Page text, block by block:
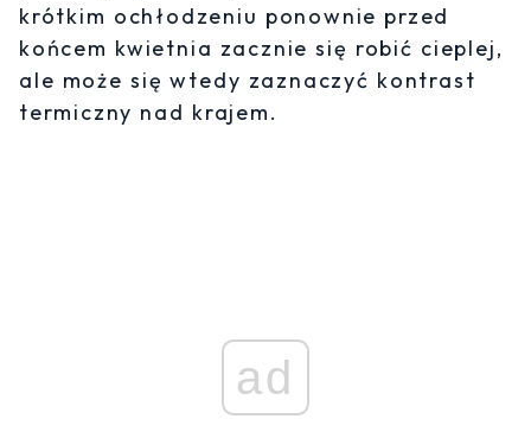
krótkim ochłodzeniu ponownie przed
końcem kwietnia zacznie się robić cieplej,
ale może się wtedy zaznaczyć kontrast
termiczny nad krajem.
ad